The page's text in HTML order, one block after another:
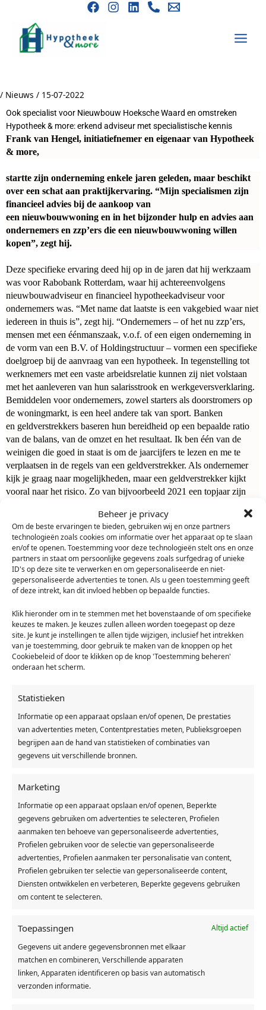
Beheer je privacy
Om de beste ervaringen te bieden, gebruiken wij en onze partners
technologieën zoals cookies om informatie over het apparaat op te slaan
en/of te openen. Toestemming voor deze technologieën stelt ons en onze
partners in staat om persoonlijke gegevens zoals surfgedrag of unieke
ID's op deze site te verwerken en om gepersonaliseerde en niet-
gepersonaliseerde advertenties te tonen. Als u geen toestemming geeft
of deze intrekt, kan dit invloed hebben op bepaalde functies.
Klik hieronder om in te stemmen met het bovenstaande of om specifieke
keuzes te maken. Je keuzes zullen alleen worden toegepast op deze
site. Je kunt je instellingen te allen tijde wijzigen, inclusief het intrekken
van je toestemming, door gebruik te maken van de knoppen op het
Cookiebeleid of door te klikken op de knop 'Toestemming beheren'
onderaan het scherm.
Statistieken
Informatie op een apparaat opslaan en/of openen, De prestaties
van advertenties meten, Contentprestaties meten, Publieksgroepen
begrijpen aan de hand van statistieken of combinaties van
gegevens uit verschillende bronnen.
Marketing
Informatie op een apparaat opslaan en/of openen, Beperkte
gegevens gebruiken om advertenties te selecteren, Profielen
aanmaken ten behoeve van gepersonaliseerde advertenties,
Profielen gebruiken voor de selectie van gepersonaliseerde
advertenties, Profielen aanmaken ter personalisatie van content,
Profielen gebruiken ter selectie van gepersonaliseerde content,
Diensten ontwikkelen en verbeteren, Beperkte gegevens gebruiken
om content te selecteren.
Toepassingen
Altijd actief
Gegevens uit andere gegevensbronnen met elkaar
matchen en combineren, Verschillende apparaten
linken, Apparaten identificeren op basis van automatisch
verzonden informatie.
/ Nieuws / 15-07-2022
Ook specialist voor Nieuwbouw Hoeksche Waard en omstreken
Hypotheek & more: erkend adviseur met specialistische kennis
Frank van Hengel, initiatiefnemer en eigenaar van Hypotheek
& more,
startte zijn onderneming enkele jaren geleden, maar beschikt
over een schat aan praktijkervaring. “Mijn specialismen zijn
financieel advies bij de aankoop van
een nieuwbouwwoning en in het bijzonder hulp en advies aan
ondernemers en zzp’ers die een nieuwbouwwoning willen
kopen”, zegt hij.
Deze specifieke ervaring deed hij op in de jaren dat hij werkzaam
was voorRabobank Rotterdam, waar hij achtereenvolgens
nieuwbouwadviseur en financieel hypotheekadviseur voor
ondernemers was. “Met name dat laatste is een vakgebied waarniet
iedereen in thuis is”, zegt hij. “Ondernemers – of het nu zzp’ers,
mensen met een éénmanszaak, v.o.f. of een eigen onderneming in
de vorm van een B.V. ofHoldingstructuur – vormen een specifieke
doelgroep bij de aanvraag van een hypotheek. In tegenstelling tot
werknemers met een vaste arbeidsrelatie kunnen zij niet volstaan
met het aanleveren van hun salarisstrook en werkgeversverklaring.
Bemiddelen voor ondernemers, zowel starters als doorstromers op
de woningmarkt, is een heel andere tak van sport. Banken
en geldverstrekkers baseren hun bereidheid op een bepaalde ratio
van de balans, van de omzet en het resultaat. Ik ben één van de
weinigen die goed in staat is om de jaarcijfers te lezen en me te
verplaatsen in de regels van een geldverstrekker. Als ondernemer
kijk je graag naar mogelijkheden, maar een geldverstrekker kijkt
vooral naar het risico. Zo van bijvoorbeeld 2021 een topjaar zijn
beschouwen.”
Erkend adviseur
Hypotheek & more helpt je in zo’n geval om verder te kijken.
“Naar voorgaande jaren, maar ook naar de toekomst”, legt Frank
uit. “Soms kun je een
positiever beeld van je solvabiliteit schetsen. Als die onder het
niveau ligt van wat de bank of geldverstrekker wil zien, kun je
overwegen een stukje
privé-vermogen vrij te maken. En soms helpt het als je bijvoorbeeld
op basis van de eerste zes maanden van het huidige jaar kunt
jaar laten zien. Maar niet alles is te ondervangen.
Frank van Hengel is Erkend Financieel Adviseur en Erkend
Hypotheek Adviseur. “In ruim 23 jaar heb ik meer dan duizend
hypotheken afgesloten”, vat
een huis is een
bijzondere ervaring, maar ook een stap die veel
verantwoordelijkheden met zich meebrengt. Financieel is het enorm
belangrijk om de juiste keuzes te maken,
want een hypotheek is voor langere tijd van invloed op je financiële
huishouding.”
Kernwaarden
onderneming. “MORE staat niet alleen voor meer, maar het staat
voor mij ook voor een
afkorting”, legt hij uit. “Maatwerk, Onafhankelijk, Realistisch en
Eerlijk.
Ik kan goed met je sparren en zoek altijd naar mogelijkheden.
Daarnaast ben ik eerlijk, want als iets echt niet haalbaar of